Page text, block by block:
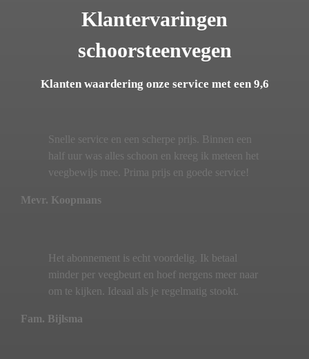
Klantervaringen
schoorsteenvegen
Klanten waardering onze service met een 9,6
Snelle service en een scherpe prijs. Binnen een
half uur was alles schoon en kreeg ik meteen het
veegbewijs mee. Prima prijs en goede service!
Mevr. Koopmans
Het abonnement is echt voordelig. Ik betaal
minder per veegbeurt en hoef nergens meer naar
om te kijken. Ideaal als je regelmatig stookt.
Fam. Bijlsma